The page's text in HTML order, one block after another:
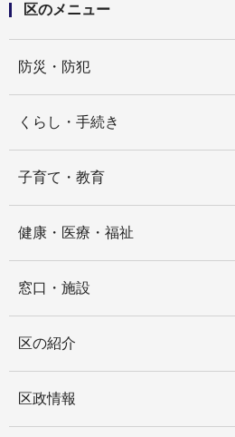
区のメニュー
防災・防犯
くらし・手続き
子育て・教育
健康・医療・福祉
窓口・施設
区の紹介
区政情報